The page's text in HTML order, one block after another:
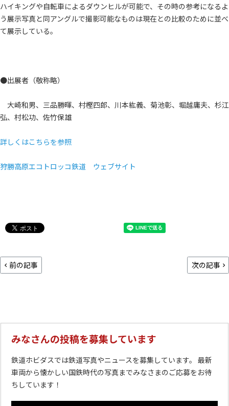
ハイキングや自転車によるダウンヒルが可能で、その時の参考になるよ
う展示写真と同アングルで撮影可能なものは現在との比較のために並べ
て展示している。
●出展者（敬称略）
大崎和男、三品勝暉、村樫四郎、川本紘義、菊池彰、堀越庸夫、杉江
弘、村松功、佐竹保雄
詳しくはこちらを参照
狩勝高原エコトロッコ鉄道 ウェブサイト
前の記事 次の記事
みなさんの投稿を募集しています
鉄道ホビダスでは鉄道写真やニュースを募集しています。 最新
車両から懐かしい国鉄時代の写真までみなさまのご応募をお待
ちしています！